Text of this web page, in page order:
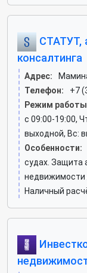
СТАТУТ,
консалтинга
Адрес:
Телефон:
+7
Режим
c 09:00-19:00,
выходной, Вс:
Особенности:
судах. Защита
недвижимости
Наличный